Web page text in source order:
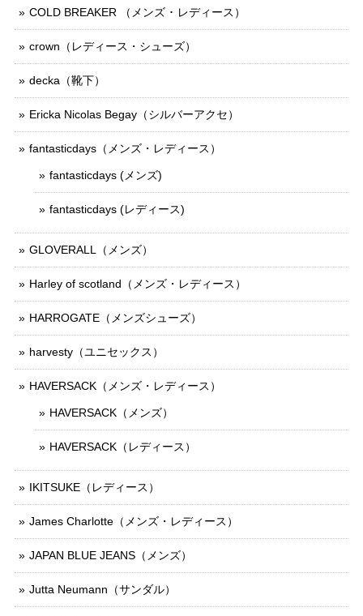
COLD BREAKER （メンズ ･ レディース）
crown（レディース・シューズ）
decka（靴下）
Ericka Nicolas Begay（シルバーアクセ）
fantasticdays（メンズ・レディース）
fantasticdays (メンズ)
fantasticdays (レディース)
GLOVERALL（メンズ）
Harley of scotland（メンズ・レディース）
HARROGATE（メンズシューズ）
harvesty（ユニセックス）
HAVERSACK（メンズ・レディース）
HAVERSACK（メンズ）
HAVERSACK（レディース）
IKITSUKE（レディース）
James Charlotte（メンズ・レディース）
JAPAN BLUE JEANS（メンズ）
Jutta Neumann（サンダル）